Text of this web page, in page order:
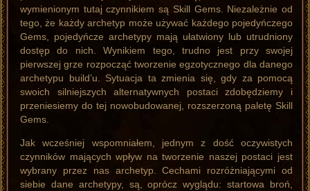
wymienionym tutaj czynnikiem są Skill Gems. Niezależnie od
tego, że każdy archetyp może używać każdego pojedyńczego
Gems, pojedyńcze archetypy mają ułatwiony lub utrudniony
dostęp do nich. Wynikiem tego, trudno jest przy swojej
pierwszej grze rozpocząć tworzenie egzotycznego dla danego
archetypu build’u. Sytuacja ta zmienia się, gdy za pomocą
swoich silniejszych alternatywnych postaci zdobędziemy i
przeniesiemy do tej nowobudowanej, rozszerzoną paletę Skill
Gems.
Jak wcześniej wspomniałem, jednym z dość oczywistych
czynników mających wpływ na tworzenie naszej postaci jest
wybrany przez nas archetyp. Cechami rozróżniającymi od
siebie dane archetypy, są, oprócz wyglądu: startowa broń,